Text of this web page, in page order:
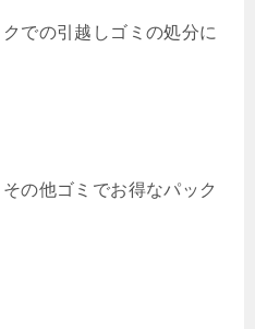
での引越しゴミの処分に
の他ゴミでお得なパック